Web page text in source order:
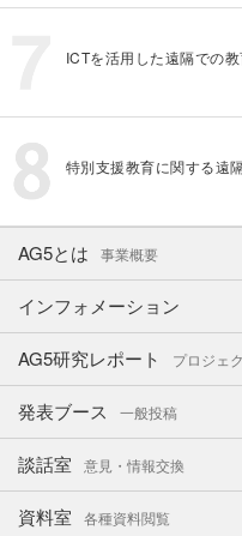
ICTを活用した遠隔での
特別支援教育に関する遠
AG5とは 事業概要
インフォメーション
AG5研究レポート プロジェ
発表ブース 一般投稿
談話室 意見・情報交換
資料室 各種資料閲覧